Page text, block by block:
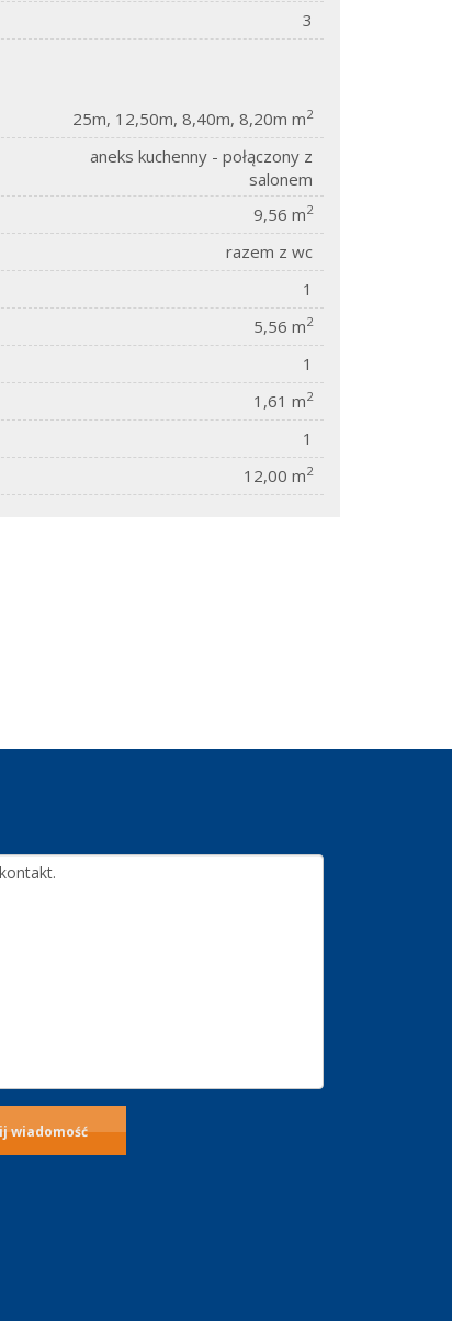
3
25m, 12,50m, 8,40m, 8,20m m2
aneks kuchenny - połączony z
salonem
9,56 m2
razem z wc
1
5,56 m2
1
1,61 m2
1
12,00 m2